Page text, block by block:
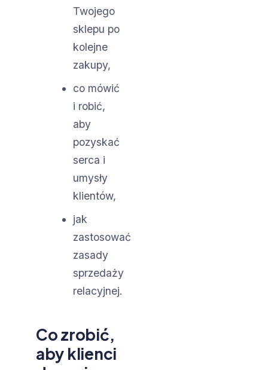
Twojego
sklepu po
kolejne
zakupy,
co mówić
i robić,
aby
pozyskać
serca i
umysły
klientów,
jak
zastosować
zasady
sprzedaży
relacyjnej.
Co zrobić,
aby klienci